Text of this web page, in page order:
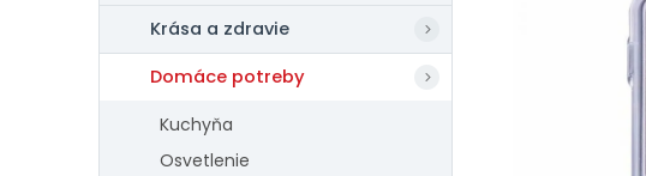
Krása a zdravie
Domáce potreby
Kuchyňa
Osvetlenie